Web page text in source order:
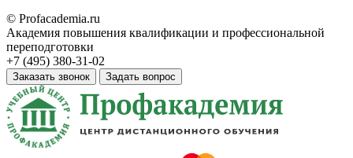
© Profacademia.ru
Академия повышения квалификации и профессиональной
переподготовки
+7 (495) 380-31-02
Заказать звонок Задать вопрос